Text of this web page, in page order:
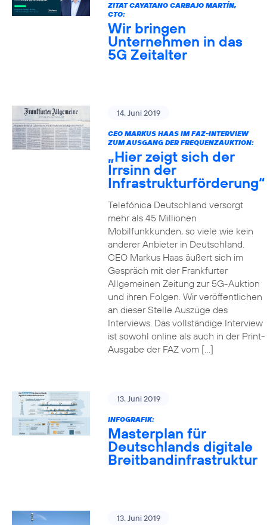
ZITAT CAYATANO CARBAJO MARTÍN,
CTO:
Wir bringen
Unternehmen in das
5G Zeitalter
14. Juni 2019
CEO MARKUS HAAS IM FAZ-INTERVIEW
ZUM AUSGANG DER FREQUENZAUKTION:
„Hier zeigt sich der
Irrsinn der
Infrastrukturförderung“
Telefónica Deutschland versorgt
mehr als 45 Millionen
Mobilfunkkunden, so viele wie kein
anderer Anbieter in Deutschland.
CEO Markus Haas äußert sich im
Gespräch mit der Frankfurter
Allgemeinen Zeitung zur 5G-Auktion
und ihren Folgen. Wir veröffentlichen
an dieser Stelle Auszüge des
Interviews. Das vollständige Interview
ist sowohl online als auch in der Print-
Ausgabe der FAZ vom […]
13. Juni 2019
INFOGRAFIK:
Masterplan für
Deutschlands digitale
Breitbandinfrastruktur
13. Juni 2019